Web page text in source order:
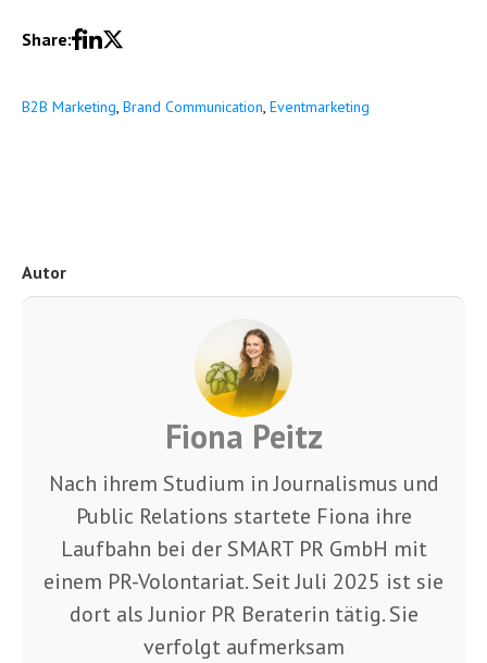
Share:
B2B Marketing, Brand Communication, Eventmarketing
Autor
Fiona Peitz
Nach ihrem Studium in Journalismus und
Public Relations startete Fiona ihre
Laufbahn bei der SMART PR GmbH mit
einem PR-Volontariat. Seit Juli 2025 ist sie
dort als Junior PR Beraterin tätig. Sie
verfolgt aufmerksam